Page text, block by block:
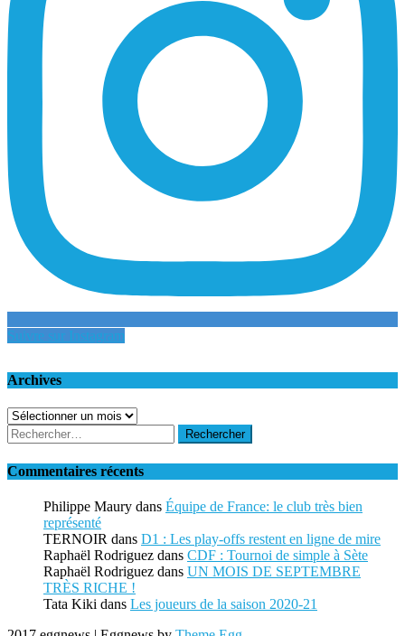
Suivre sur Instagram
Archives
Archives
Rechercher :
Commentaires récents
Philippe Maury dans Équipe de France: le club très bien
représenté
TERNOIR dans D1 : Les play-offs restent en ligne de mire
Raphaël Rodriguez dans CDF : Tournoi de simple à Sète
Raphaël Rodriguez dans UN MOIS DE SEPTEMBRE
TRÈS RICHE !
Tata Kiki dans Les joueurs de la saison 2020-21